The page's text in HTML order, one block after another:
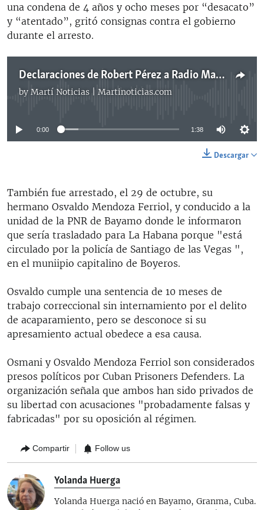
una condena de 4 años y ocho meses por “desacato”
y “atentado”, gritó consignas contra el gobierno
durante el arresto.
Declaraciones de Robert Pérez a Radio Martí
by Martí Noticias | Martinoticias.com
No media source currently available
0:00 1:38
Descargar
También fue arrestado, el 29 de octubre, su
hermano Osvaldo Mendoza Ferriol, y conducido a la
unidad de la PNR de Bayamo donde le informaron
que sería trasladado para La Habana porque "está
circulado por la policía de Santiago de las Vegas ",
en el muniipio capitalino de Boyeros.
Osvaldo cumple una sentencia de 10 meses de
trabajo correccional sin internamiento por el delito
de acaparamiento, pero se desconoce si su
apresamiento actual obedece a esa causa.
Osmani y Osvaldo Mendoza Ferriol son considerados
presos políticos por Cuban Prisoners Defenders. La
organización señala que ambos han sido privados de
su libertad con acusaciones "probadamente falsas y
fabricadas" por su oposición al régimen.
Compartir Follow us
Yolanda Huerga
Yolanda Huerga nació en Bayamo, Granma, Cuba.